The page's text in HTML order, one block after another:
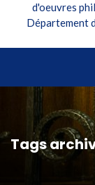
d'oeuvres
Département
Tags